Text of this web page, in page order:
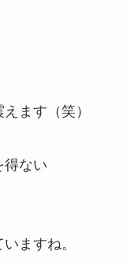
ます（笑）
得ない
ますね。